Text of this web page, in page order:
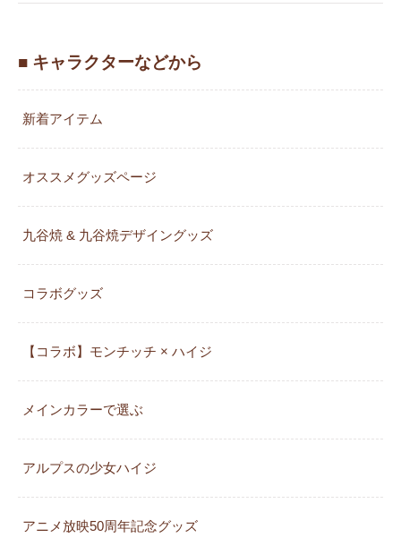
■ キャラクターなどから
新着アイテム
オススメグッズページ
九谷焼 & 九谷焼デザイングッズ
コラボグッズ
【コラボ】モンチッチ × ハイジ
メインカラーで選ぶ
アルプスの少女ハイジ
アニメ放映50周年記念グッズ